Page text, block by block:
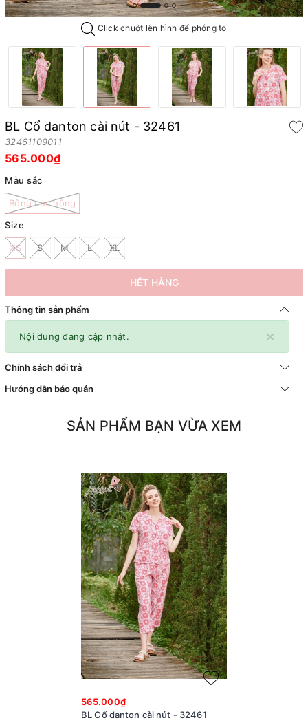
Click chuột lên hình để phóng to
BL Cổ danton cài nút - 32461
32461109011
565.000₫
Màu sắc
Bông cúc hồng
Size
XS S M L XL
HẾT HÀNG
Thông tin sản phẩm
×
Nội dung đang cập nhật.
Chính sách đổi trả
Hướng dẫn bảo quản
SẢN PHẨM BẠN VỪA XEM
565.000₫
BL Cổ danton cài nút - 32461